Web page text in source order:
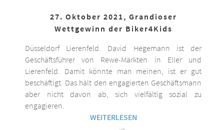
27. Oktober 2021, Grandioser
Wettgewinn der Biker4Kids
Düsseldorf Lierenfeld. David Hegemann ist der
Geschäftsführer von Rewe-Märkten in Eller und
Lierenfeld. Damit könnte man meinen, ist er gut
beschäftigt. Das hält den engagierten Geschäftsmann
aber nicht davon ab, sich vielfältig sozial zu
engagieren.
WEITERLESEN